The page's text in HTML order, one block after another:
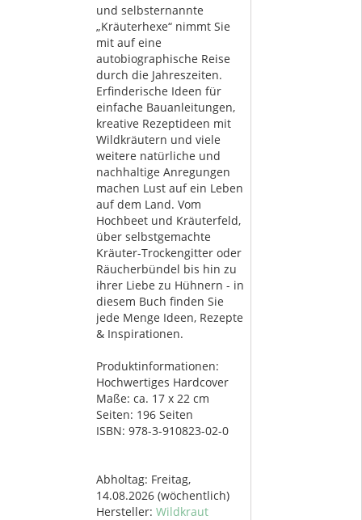
und selbsternannte
„Kräuterhexe“ nimmt Sie
mit auf eine
autobiographische Reise
durch die Jahreszeiten.
Erfinderische Ideen für
einfache Bauanleitungen,
kreative Rezeptideen mit
Wildkräutern und viele
weitere natürliche und
nachhaltige Anregungen
machen Lust auf ein Leben
auf dem Land. Vom
Hochbeet und Kräuterfeld,
über selbstgemachte
Kräuter-Trockengitter oder
Räucherbündel bis hin zu
ihrer Liebe zu Hühnern - in
diesem Buch finden Sie
jede Menge Ideen, Rezepte
& Inspirationen.
Produktinformationen:
Hochwertiges Hardcover
Maße: ca. 17 x 22 cm
Seiten: 196 Seiten
ISBN: 978-3-910823-02-0
Abholtag: Freitag,
14.08.2026(wöchentlich)
Hersteller: Wildkraut